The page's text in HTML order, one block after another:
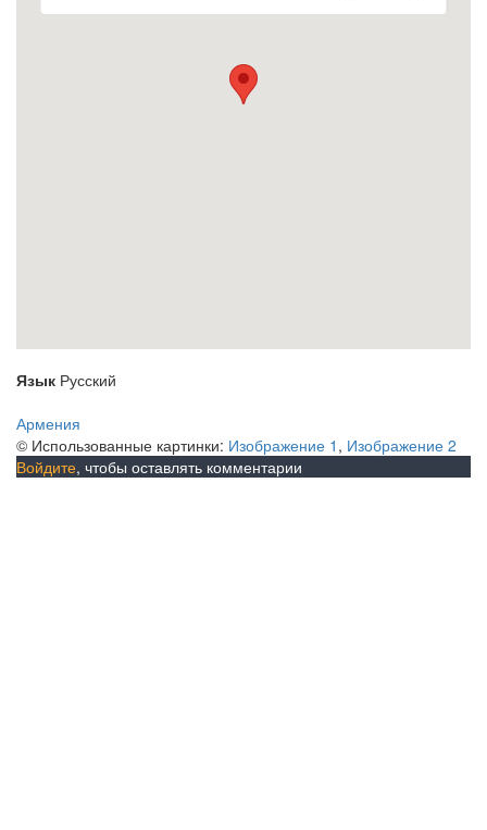
Язык Русский
Армения
© Использованные картинки: Изображение 1 , Изображение 2
Войдите, чтобы оставлять комментарии